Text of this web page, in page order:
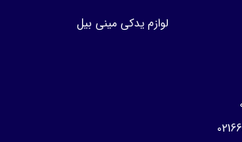
لوازم یدکی مینی بیل